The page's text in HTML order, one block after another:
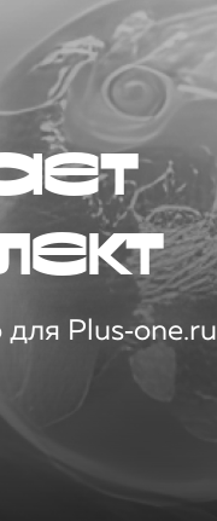
Plus‑one.ru